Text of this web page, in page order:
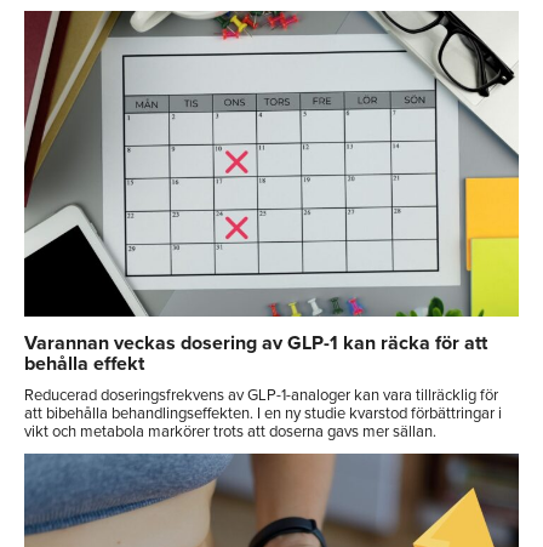
Varannan veckas dosering av GLP-1 kan räcka för att
behålla effekt
Reducerad doseringsfrekvens av GLP-1-analoger kan vara tillräcklig för
att bibehålla behandlingseffekten. I en ny studie kvarstod förbättringar i
vikt och metabola markörer trots att doserna gavs mer sällan.